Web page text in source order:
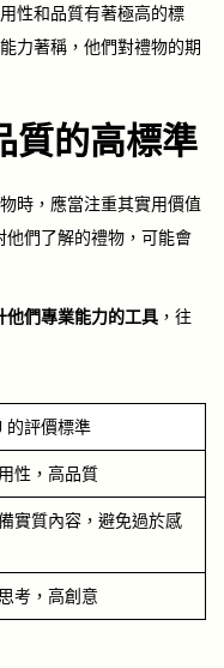
性和品質有著極高的標
力著稱，他們對禮物的期
質的高標準
時，應當注重其實用價值
們了解的禮物，可能會
他們專業能力的工具 ，往
的評價標準
性，高品質
實質內容，避免過於感
考，高創意